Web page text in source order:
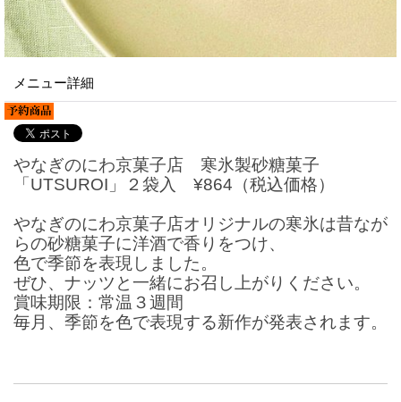
メニュー詳細
やなぎのにわ京菓子店 寒氷製砂糖菓子
「UTSUROI」２袋入 ¥864（税込価格）
やなぎのにわ京菓子店オリジナルの寒氷は昔なが
らの砂糖菓子に洋酒で香りをつけ、
色で季節を表現しました。
ぜひ、ナッツと一緒にお召し上がりください。
賞味期限：常温３週間
毎月、季節を色で表現する新作が発表されます。